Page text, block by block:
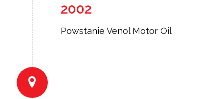
2002
Powstanie Venol Motor Oil